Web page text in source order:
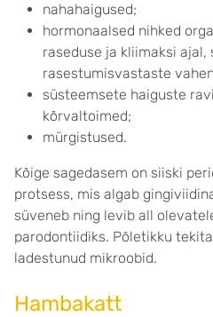
nahahaigused;
hormonaalsed nihked
raseduse ja kliimaksi ajal,
rasestumisvastaste
süsteemsete haiguste
kõrvaltoimed;
mürgistused.
Kõige sagedasem on siiski
protsess, mis algab
süveneb ning levib all
parodontiidiks. Põletikku
ladestunud mikroobid.
Hambakatt